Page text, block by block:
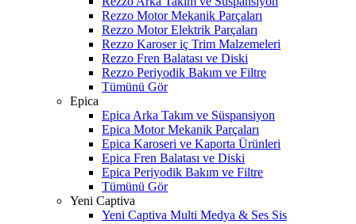
Rezzo Motor Mekanik Parçaları
Rezzo Motor Elektrik Parçaları
Rezzo Karoser iç Trim Malzemeleri
Rezzo Fren Balatası ve Diski
Rezzo Periyodik Bakım ve Filtre
Tümünü Gör
Epica
Epica Arka Takım ve Süspansiyon
Epica Motor Mekanik Parçaları
Epica Karoseri ve Kaporta Ürünleri
Epica Fren Balatası ve Diski
Epica Periyodik Bakım ve Filtre
Tümünü Gör
Yeni Captiva
Yeni Captiva Multi Medya & Ses Sis